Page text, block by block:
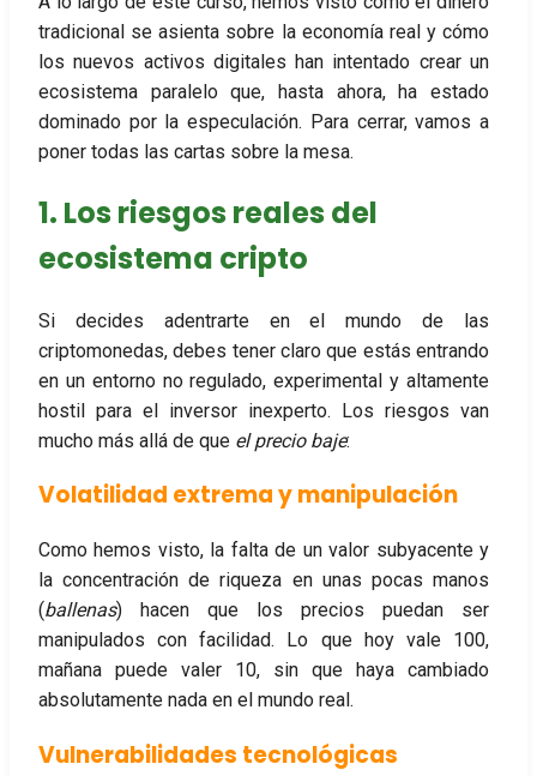
tradicional se asienta sobre la economía real y cómo
los nuevos activos digitales han intentado crear un
ecosistema paralelo que, hasta ahora, ha estado
dominado por la especulación. Para cerrar, vamos a
poner todas las cartas sobre la mesa.
1. Los riesgos reales del
ecosistema cripto
Si decides adentrarte en el mundo de las
criptomonedas, debes tener claro que estás entrando
en un entorno no regulado, experimental y altamente
hostil para el inversor inexperto. Los riesgos van
mucho más allá de que el precio baje:
Volatilidad extrema y manipulación
Como hemos visto, la falta de un valor subyacente y
la concentración de riqueza en unas pocas manos
(ballenas) hacen que los precios puedan ser
manipulados con facilidad. Lo que hoy vale 100,
mañana puede valer 10, sin que haya cambiado
absolutamente nada en el mundo real.
Vulnerabilidades tecnológicas